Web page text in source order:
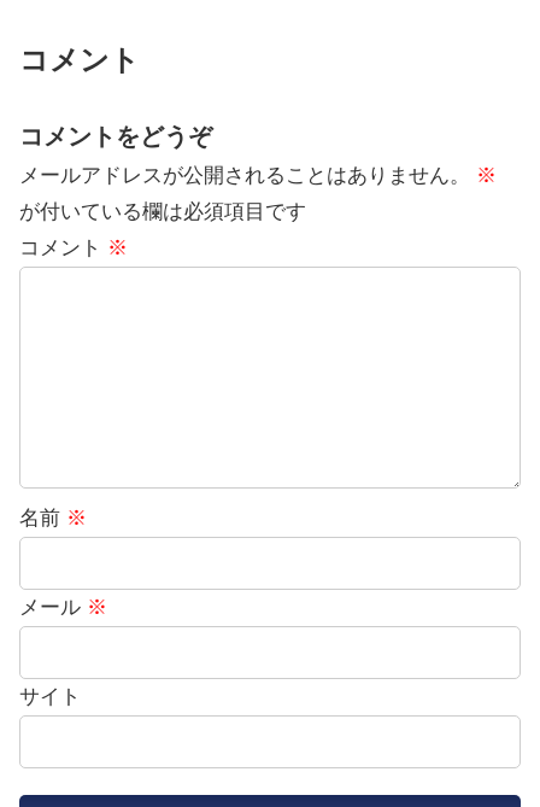
コメント
コメントをどうぞ
メールアドレスが公開されることはありません。
※
が付いている欄は必須項目です
コメント ※
名前 ※
メール ※
サイト